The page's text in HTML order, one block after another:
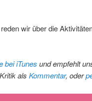
wir über die
bei iTunes und empfehlt
als Kommentar, oder